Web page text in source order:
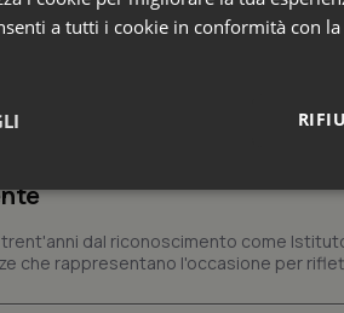
dello Spallanzani: capire
dal riconoscimento come
che rappresentano l'occasione per
a tutti i cookie in conformità con
Statistici